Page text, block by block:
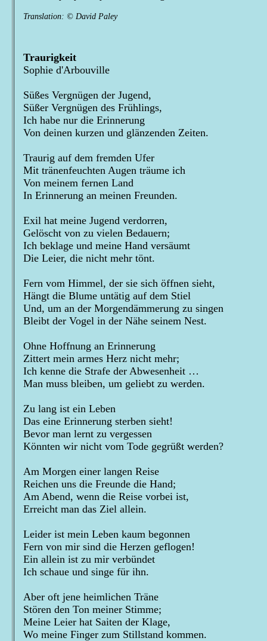
Translation: © David Paley
Traurigkeit
Sophie d'Arbouville
Süßes Vergnügen der Jugend,
Süßer Vergnügen des Frühlings,
Ich habe nur die Erinnerung
Von deinen kurzen und glänzenden Zeiten.
Traurig auf dem fremden Ufer
Mit tränenfeuchten Augen träume ich
Von meinem fernen Land
In Erinnerung an meinen Freunden.
Exil hat meine Jugend verdorren,
Gelöscht von zu vielen Bedauern;
Ich beklage und meine Hand versäumt
Die Leier, die nicht mehr tönt.
Fern vom Himmel, der sie sich öffnen sieht,
Hängt die Blume untätig auf dem Stiel
Und, um an der Morgendämmerung zu singen
Bleibt der Vogel in der Nähe seinem Nest.
Ohne Hoffnung an Erinnerung
Zittert mein armes Herz nicht mehr;
Ich kenne die Strafe der Abwesenheit …
Man muss bleiben, um geliebt zu werden.
Zu lang ist ein Leben
Das eine Erinnerung sterben sieht!
Bevor man lernt zu vergessen
Könnten wir nicht vom Tode gegrüßt werden?
Am Morgen einer langen Reise
Reichen uns die Freunde die Hand;
Am Abend, wenn die Reise vorbei ist,
Erreicht man das Ziel allein.
Leider ist mein Leben kaum begonnen
Fern von mir sind die Herzen geflogen!
Ein allein ist zu mir verbündet
Ich schaue und singe für ihn.
Aber oft jene heimlichen Träne
Stören den Ton meiner Stimme;
Meine Leier hat Saiten der Klage,
Wo meine Finger zum Stillstand kommen.